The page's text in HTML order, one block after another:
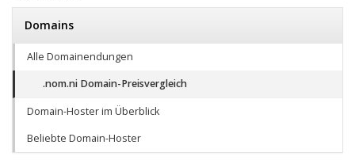
Domains
Alle Domainendungen
.nom.ni Domain-Preisvergleich
Domain-Hoster im Überblick
Beliebte Domain-Hoster